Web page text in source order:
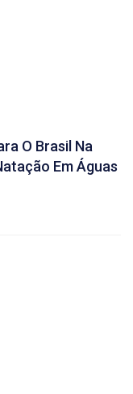
O Brasil Na
Em Águas